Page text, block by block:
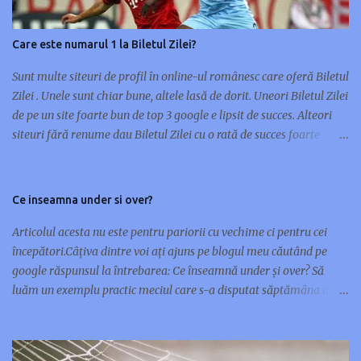
i
Care este numarul 1 la Biletul Zilei?
Sunt multe siteuri de profil în online-ul românesc care oferă Biletul
Zilei . Unele sunt chiar bune, altele lasă de dorit. Uneori Biletul Zilei
de pe un site foarte bun de top 3 google e lipsit de succes. Alteori
siteuri fără renume dau Biletul Zilei cu o rată de succes foarte
doar unul sau maxim două. Cu ocazia asta m-am gândit să scriu
www.pariusigur.com/p/biletul-zilei.html 2. www.biletulzilei.eu‎ 3.
www.pariuribonus.ro/biletul-zilei 4. www.biletulzilei.pariuri-x.ro
5. www.casapariurilor.net/biletul-zilei 6. www.biletul-zilei.net 7.
www.activsport.ro/biletul_zilei.php‎ 8.
siteuri care este, in opinia voastră, cel mai bun și s...
Ce inseamna under si over?
Articolul acesta nu este pentru pariorii cu vechime ci pentru cei
începători.Câțiva dintre voi ați ajuns pe blogul meu căutând pe
google răspunsul la întrebarea: Ce înseamnă under și over? Să
luăm un exemplu practic meciul care s-a disputat săptămâna asta
2,60. Meciul s-a terminat cu un scor egal dar cu goluri marcate, 1-1